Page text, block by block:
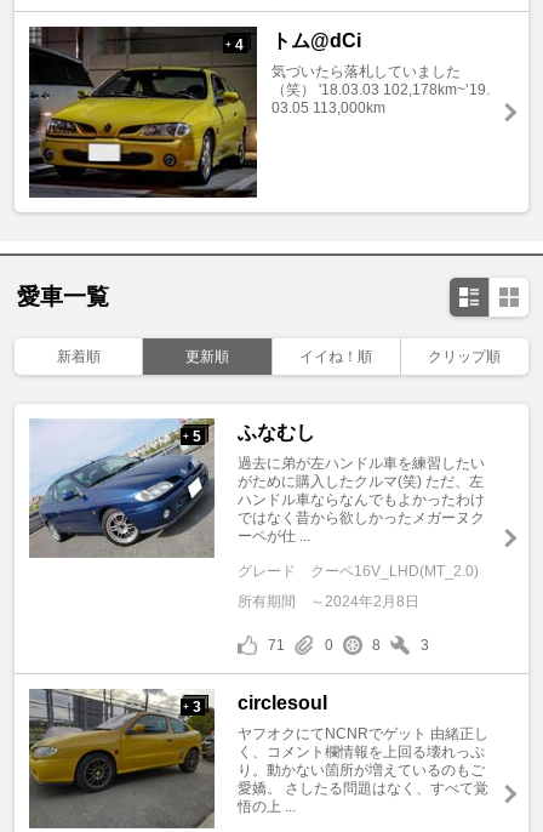
+ 4 トム@dCi
気づいたら落札していました
（笑） '18.03.03 102,178km~’19.
03.05 113,000km
愛車一覧
新着順 更新順 イイね！順 クリップ順
+ 5 ふなむし
過去に弟が左ハンドル車を練習したい
がために購入したクルマ(笑) ただ、左
ハンドル車ならなんでもよかったわけ
ではなく昔から欲しかったメガーヌク
ーペが仕 ...
グレード
クーペ16V_LHD(MT_2.0)
所有期間
～2024年2月8日
71 0 8 3
+ 3 circlesoul
ヤフオクにてNCNRでゲット 由緒正し
く、コメント欄情報を上回る壊れっぷ
り。動かない箇所が増えているのもご
愛嬌。 さしたる問題はなく、すべて覚
悟の上 ...